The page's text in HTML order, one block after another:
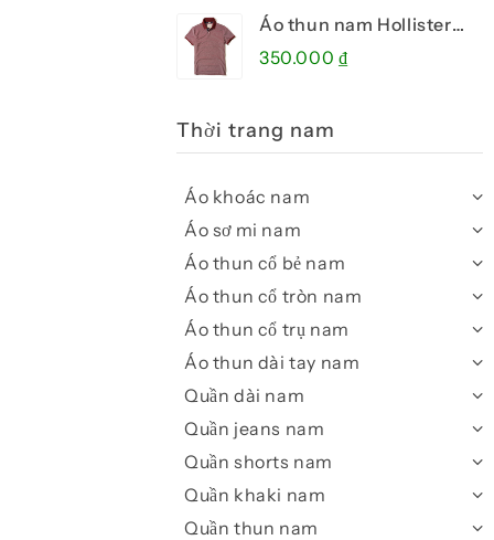
Áo thun nam Hollister
HCO-P243 Stretch
Pique Icon Heather light
350.000 ₫
Thời trang nam
Áo khoác nam
Áo sơ mi nam
Áo thun cổ bẻ nam
Áo thun cổ tròn nam
Áo thun cổ trụ nam
Áo thun dài tay nam
Quần dài nam
Quần jeans nam
Quần shorts nam
Quần khaki nam
Quần thun nam